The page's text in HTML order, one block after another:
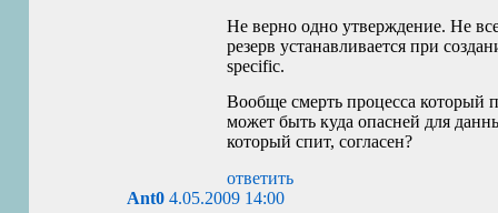
Не верно одно утверждение. Не
резерв устанавливается при
specific.
Вообще смерть процесса который
может быть куда опасней для
который спит, согласен?
ответить
Ant0 4.05.2009 14:00